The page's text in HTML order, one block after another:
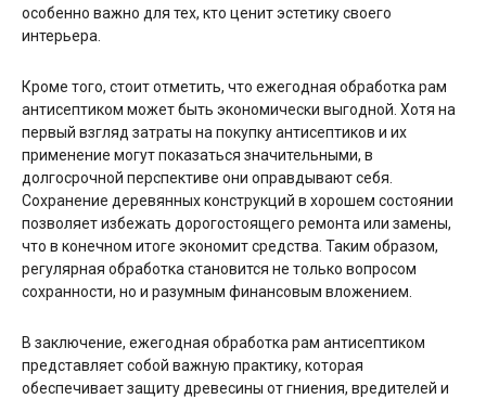
особенно важно для тех, кто ценит эстетику своего
интерьера.
Кроме того, стоит отметить, что ежегодная обработка рам
антисептиком может быть экономически выгодной. Хотя на
первый взгляд затраты на покупку антисептиков и их
применение могут показаться значительными, в
долгосрочной перспективе они оправдывают себя.
Сохранение деревянных конструкций в хорошем состоянии
позволяет избежать дорогостоящего ремонта или замены,
что в конечном итоге экономит средства. Таким образом,
регулярная обработка становится не только вопросом
сохранности, но и разумным финансовым вложением.
В заключение, ежегодная обработка рам антисептиком
представляет собой важную практику, которая
обеспечивает защиту древесины от гниения, вредителей и